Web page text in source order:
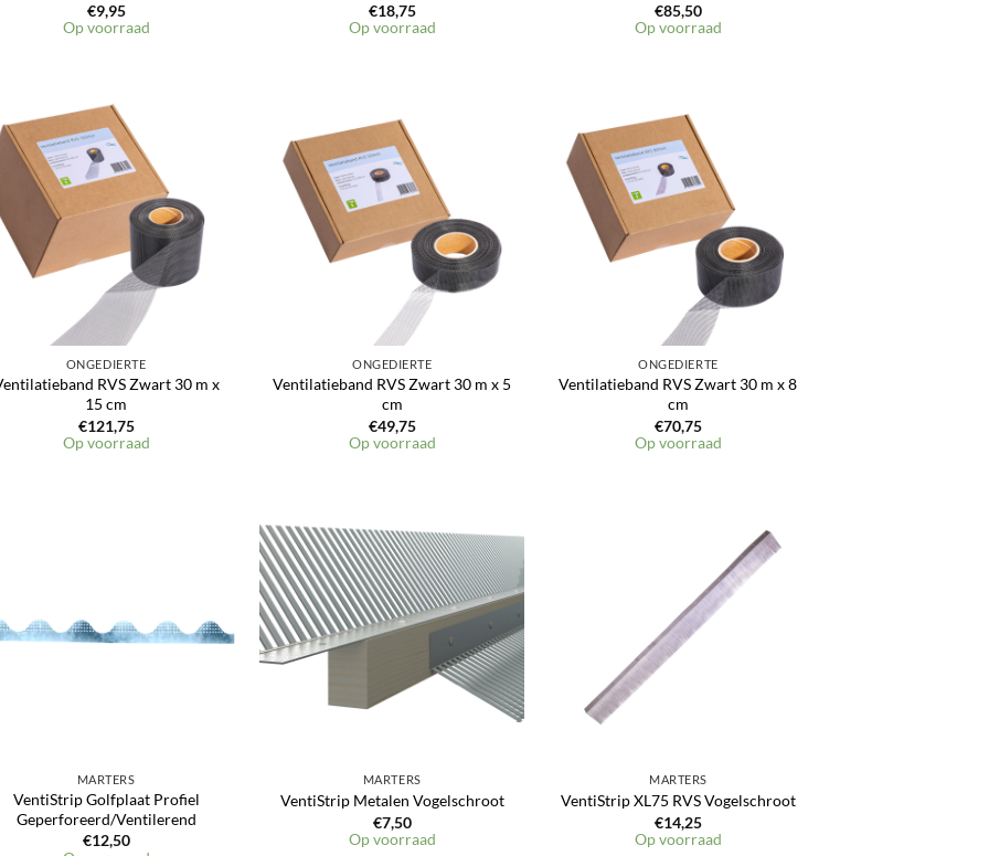
€9,95
Op voorraad
€18,75
Op voorraad
€85,50
Op voorraad
verlanglijst
ONGEDIERTE
RVS Zwart 30 m x
15 cm
€121,75
Op voorraad
ONGEDIERTE
Ventilatieband RVS Zwart 30 m x 5
cm
€49,75
Op voorraad
ONGEDIERTE
Ventilatieband RVS Zwart 30 m x 8
cm
€70,75
Op voorraad
MARTERS
VentiStrip Golfplaat Profiel
Geperforeerd/Ventilerend
€12,50
Toevoegen
aan
verlanglijst
MARTERS
VentiStrip Metalen Vogelschroot
€7,50
Op voorraad
Toevoegen
aan
verlanglijst
MARTERS
VentiStrip XL75 RVS Vogelschroot
€14,25
Op voorraad